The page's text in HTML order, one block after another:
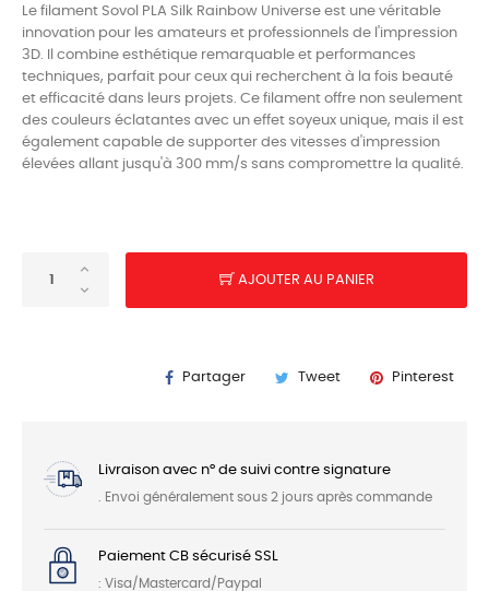
Le filament Sovol PLA Silk Rainbow Universe est une véritable
innovation pour les amateurs et professionnels de l'impression
3D. Il combine esthétique remarquable et performances
techniques, parfait pour ceux qui recherchent à la fois beauté
et efficacité dans leurs projets. Ce filament offre non seulement
des couleurs éclatantes avec un effet soyeux unique, mais il est
également capable de supporter des vitesses d'impression
élevées allant jusqu'à 300 mm/s sans compromettre la qualité.
AJOUTER AU PANIER
Partager Tweet Pinterest
Livraison avec n° de suivi contre signature
. Envoi généralement sous 2 jours après commande
Paiement CB sécurisé SSL
: Visa/Mastercard/Paypal